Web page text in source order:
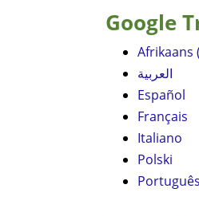
Google
Afrikaans
العربية
Español
Français
Italiano
Polski
Português